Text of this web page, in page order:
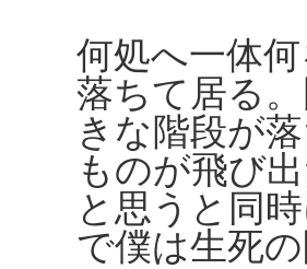
何処へ一体
落ちて居る
きな階段が
ものが飛び
と思うと同
で僕は生死